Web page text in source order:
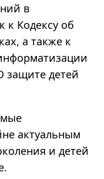
в
к Кодексу об
а также к
детей
актуальным
и детей